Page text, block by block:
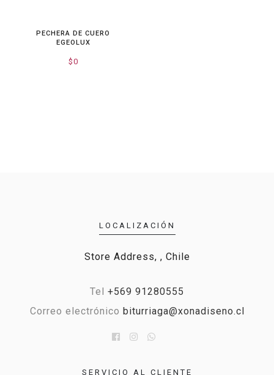
PECHERA DE CUERO
EGEOLUX
$0
LOCALIZACIÓN
Store Address, , Chile
Tel +569 91280555
Correo electrónico biturriaga@xonadiseno.cl
SERVICIO AL CLIENTE